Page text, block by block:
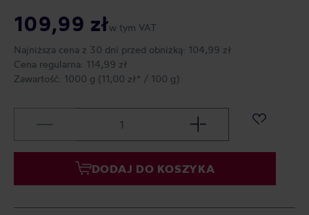
109,99 złw tym VAT
Najniższa cena z 30 dni przed obniżką: 104,99 zł
Cena regularna: 114,99 zł
Zawartość: 1000 g (11,00 zł* / 100 g)
DODAJ DO KOSZYKA